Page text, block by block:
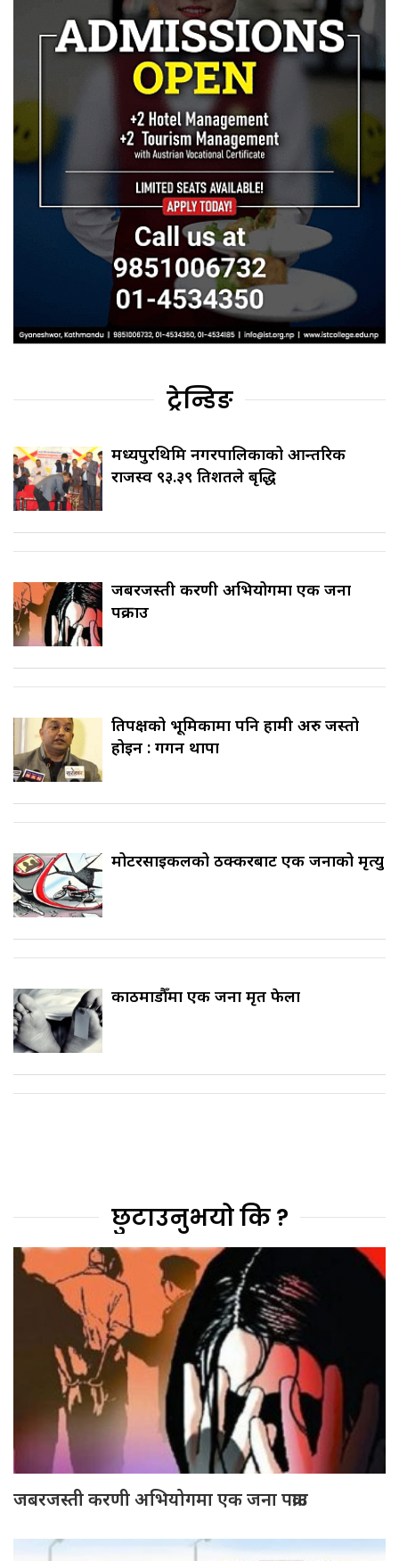
ट्रेन्डिङ
मध्यपुरथिमि नगरपालिकाको आन्तरिक
राजस्व ९३.३९ प्रतिशतले बृद्धि
जबरजस्ती करणी अभियोगमा एक जना
पक्राउ
प्रतिपक्षको भूमिकामा पनि हामी अरु जस्तो
होइन : गगन थापा
मोटरसाइकलको ठक्करबाट एक जनाको मृत्यु
काठमाडौँमा एक जना मृत फेला
छुटाउनुभयो कि ?
जबरजस्ती करणी अभियोगमा एक जना पक्राउ